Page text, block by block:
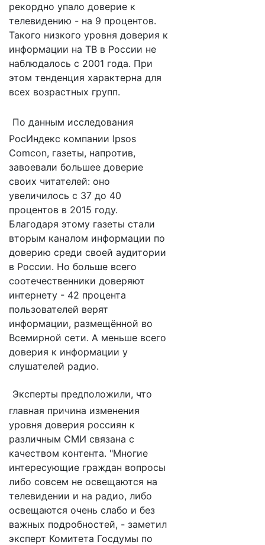
рекордно упало доверие к
телевидению - на 9 процентов.
Такого низкого уровня доверия к
информации на ТВ в России не
наблюдалось с 2001 года. При
этом тенденция характерна для
всех возрастных групп.
По данным исследования
РосИндекс компании Ipsos
Comcon, газеты, напротив,
завоевали большее доверие
своих читателей: оно
увеличилось с 37 до 40
процентов в 2015 году.
Благодаря этому газеты стали
вторым каналом информации по
доверию среди своей аудитории
в России. Но больше всего
соотечественники доверяют
интернету - 42 процента
пользователей верят
информации, размещённой во
Всемирной сети. А меньше всего
доверия к информации у
слушателей радио.
Эксперты предположили, что
главная причина изменения
уровня доверия россиян к
различным СМИ связана с
качеством контента. "Многие
интересующие граждан вопросы
либо совсем не освещаются на
телевидении и на радио, либо
освещаются очень слабо и без
важных подробностей, - заметил
эксперт Комитета Госдумы по